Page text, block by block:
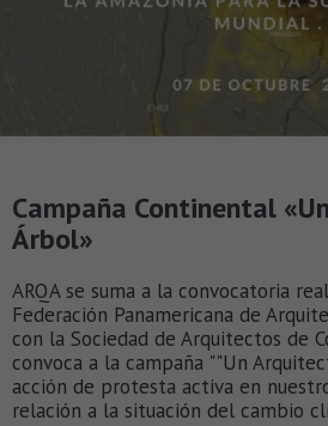
Campaña Continental
Árbol»
ARQA se suma a la convocatoria
Federación Panamericana de
con la Sociedad de Arquitectos de
convoca a la campaña ""Un
acción de protesta activa en
relación a la situación del cambio